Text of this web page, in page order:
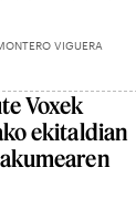
VIGUERA
Voxek
ekitaldian